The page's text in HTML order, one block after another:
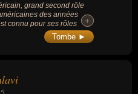
grand second rôle
des années
connu pour ses rôles
a-t-il un flic pour sauver le
comédie, avec Leslie
+
+
Tombe ►